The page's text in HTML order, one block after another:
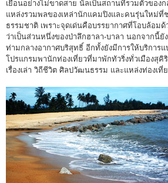
เยือนอย่างไม่ขาดสาย นัลเป็นสถานที่รวมตัวของ
แหล่งรวมพลของเหล่านักแคมปิงและคนรุ่นใหม่ที่
ธรรมชาติ เพราะจุดเด่นคือบรรยากาศที่โอบล้อม
ว่าเป็นส่วนหนึ่งของป่าลึกฮาลา-บาลา นอกจากนี้ยั
ท่ามกลางอากาศบริสุทธิ์ อีกทั้งยังมีการให้บริการ
โปรแกรมพานักท่องเที่ยวที่มาพักทัวริ่งทั่วเมืองสุคิ
เรื่องเล่า วิถีชีวิต ศิลปวัฒนธรรม และแหล่งท่องเที่